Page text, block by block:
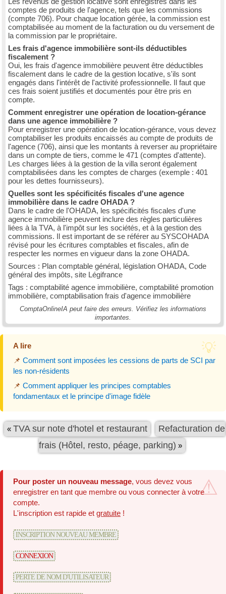
comptes de produits de l'agence, tels que les commissions
(compte 706). Pour chaque location gérée, la commission est
comptabilisée au moment de la facturation ou du versement de
la commission par le propriétaire.
Les frais d'agence immobilière sont-ils déductibles
fiscalement ?
Oui, les frais d'agence immobilière peuvent être déductibles
fiscalement dans le cadre de la gestion locative, s'ils sont
engagés dans l'intérêt de l'activité professionnelle. Il faut que
ces frais soient justifiés et documentés pour être pris en
compte.
Comment enregistrer une opération de location-gérance
dans une agence immobilière ?
Pour enregistrer une opération de location-gérance, vous devez
comptabiliser les produits encaissés au compte de produits de
l'agence (706), ainsi que les montants à reverser au propriétaire
dans un compte de tiers, comme le 471 (comptes d'attente).
Les charges liées à la gestion de la villa seront également
comptabilisées dans les comptes de charges (exemple : 401
pour les dettes fournisseurs).
Quelles sont les spécificités fiscales d'une agence
immobilière dans le cadre OHADA ?
Dans le cadre de l'OHADA, les spécificités fiscales d'une
agence immobilière peuvent inclure des règles particulières
liées à la TVA, à l'impôt sur les sociétés, et à la gestion des
commissions. Il est important de se référer au SYSCOHADA
révisé pour les écritures comptables et fiscales, afin de
respecter les normes en vigueur dans la zone OHADA.
Sources : Plan comptable général, législation OHADA, Code
général des impôts, site Légifrance
Tags : comptabilité agence immobilière, comptabilité promotion
immobilière, comptabilisation frais d'agence immobilière
ComptaOnlineIA peut faire des erreurs. Vérifiez les informations
importantes.
A lire
📌 Comment sont imposées les cessions de parts de SCI par
les non-résidents
📌 Comment appliquer les principes comptables
fondamentaux et le principe d'image fidèle
« TVA sur note d'hotel et restaurant
Refacturation de
frais (Hôtel, resto, péage, parking) »
Pour poster un nouveau message, vous devez vous
enregistrer en tant que membre ou vous connecter à votre
compte.
L'inscription est rapide et gratuite !
INSCRIPTION NOUVEAU MEMBRE
CONNEXION
PERTE DE NOM D'UTILISATEUR